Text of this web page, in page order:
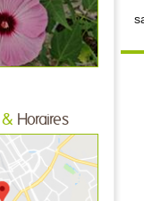
& Horaires